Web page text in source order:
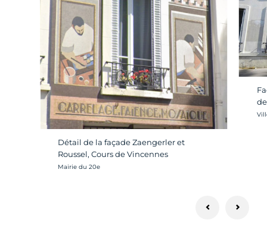
Détail de la façade Zaengerler et
Roussel, Cours de Vincennes
Crédit photo :
Mairie du 20e